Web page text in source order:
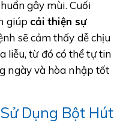
gây mùi. Cuối
giúp cải thiện sự
sẽ cảm thấy dễ chịu
liễu, từ đó có thể tự tin
ngày và hòa nhập tốt
Dụng Bột Hút